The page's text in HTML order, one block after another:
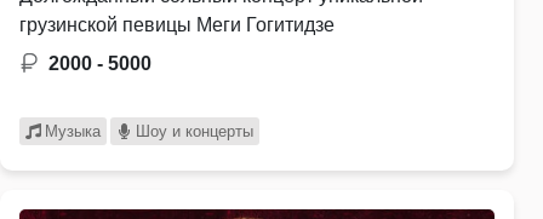
грузинской певицы Меги Гогитидзе
2000 - 5000
Музыка Шоу и концерты